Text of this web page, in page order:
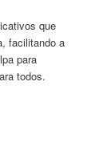
que
facilitando a
para
todos.